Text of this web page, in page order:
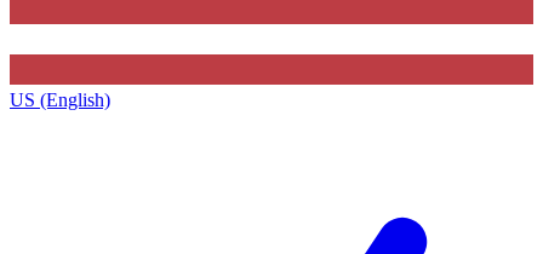
US (English)